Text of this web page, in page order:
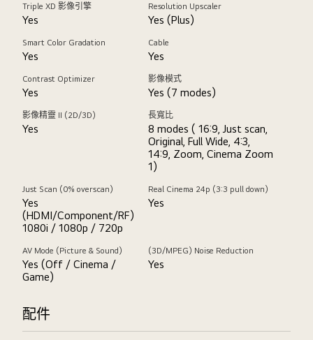
Triple XD 影像引擎
Yes
Resolution Upscaler
Yes (Plus)
Smart Color Gradation
Yes
Cable
Yes
Contrast Optimizer
Yes
影像模式
Yes (7 modes)
影像精靈 II (2D/3D)
Yes
長寬比
8 modes ( 16:9, Just scan,
Original, Full Wide, 4:3,
14:9, Zoom, Cinema Zoom
1)
Just Scan (0% overscan)
Yes
(HDMI/Component/RF)
1080i / 1080p / 720p
Real Cinema 24p (3:3 pull down)
Yes
AV Mode (Picture & Sound)
Yes (Off / Cinema /
Game)
(3D/MPEG) Noise Reduction
Yes
配件